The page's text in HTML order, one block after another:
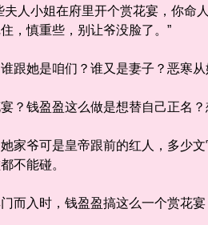
小姐在府里开个赏花宴，你命
，慎重些，别让爷没脸了。”
她是咱们？谁又是妻子？恶寒从
盈盈这么做是想替自己正名？
爷可是皇帝跟前的红人，多少文
不能碰。
入时，钱盈盈搞这么一个赏花宴